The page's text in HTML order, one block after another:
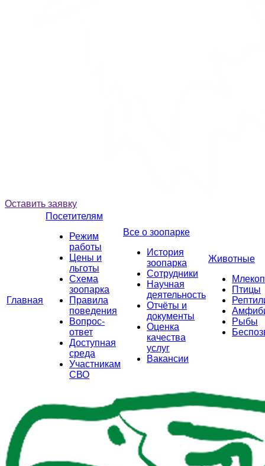
Оставить заявку
Главная
Посетителям
Режим
работы
Цены и
льготы
Схема
зоопарка
Правила
поведения
Вопрос-
ответ
Доступная
среда
Участникам
СВО
Все о зоопарке
История
зоопарка
Сотрудники
Научная
деятельность
Отчёты и
документы
Оценка
качества
услуг
Вакансии
Животные
Птицы
Рыбы